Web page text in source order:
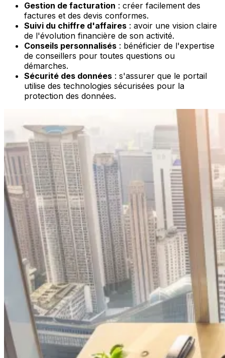
Gestion de facturation : créer facilement des
factures et des devis conformes.
Suivi du chiffre d'affaires : avoir une vision claire
de l'évolution financière de son activité.
Conseils personnalisés : bénéficier de l'expertise
de conseillers pour toutes questions ou
démarches.
Sécurité des données : s'assurer que le portail
utilise des technologies sécurisées pour la
protection des données.